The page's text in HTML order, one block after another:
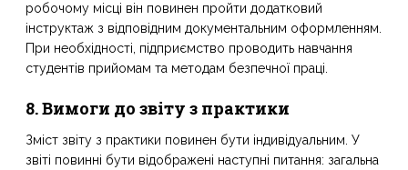
робочому місці він повинен пройти додатковий
інструктаж з відповідним документальним оформленням.
При необхідності, підприємство проводить навчання
студентів прийомам та методам безпечної праці.
8. Вимоги до звіту з практики
Зміст звіту з практики повинен бути індивідуальним. У
звіті повинні бути відображені наступні питання: загальна